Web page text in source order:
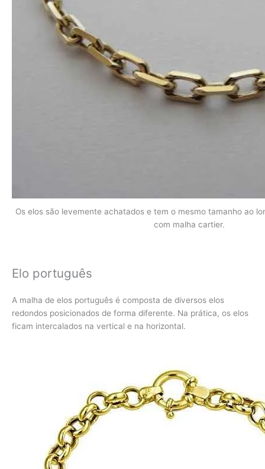
Os elos são levemente achatados e tem o mesmo tamanho ao
com malha cartier.
Elo português
A malha de elos português é composta de diversos elos
redondos posicionados de forma diferente. Na prática, os elos
ficam intercalados na vertical e na horizontal.